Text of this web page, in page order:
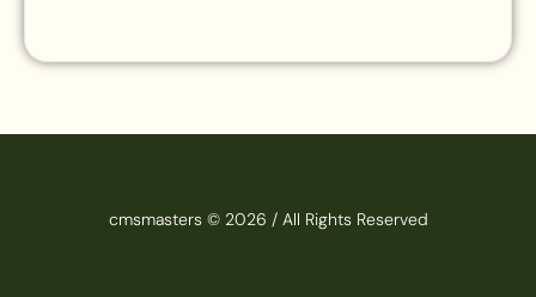
cmsmasters © 2026 / All Rights Reserved